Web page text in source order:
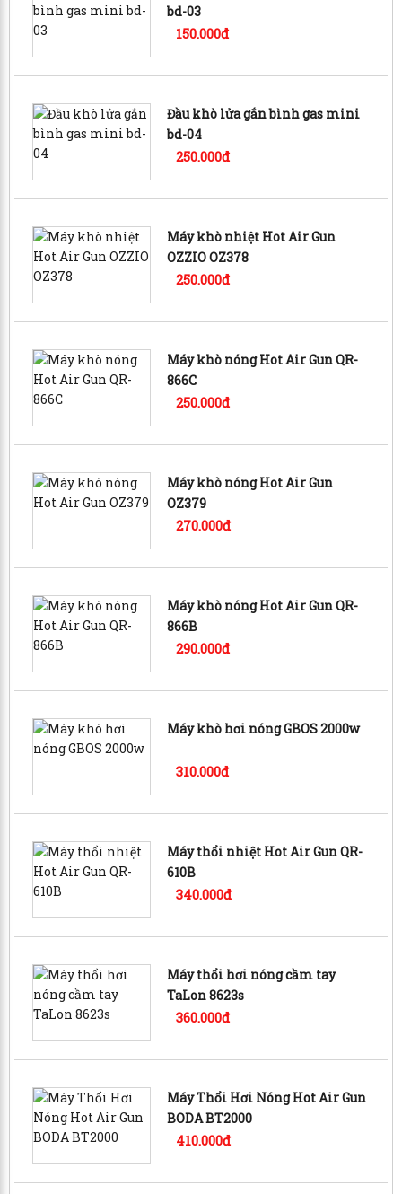
bd-03
150.000đ
Đầu khò lửa gắn bình gas mini
bd-04
250.000đ
Máy khò nhiệt Hot Air Gun
OZZIO OZ378
250.000đ
Máy khò nóng Hot Air Gun QR-
866C
250.000đ
Máy khò nóng Hot Air Gun
OZ379
270.000đ
Máy khò nóng Hot Air Gun QR-
866B
290.000đ
Máy khò hơi nóng GBOS 2000w
310.000đ
Máy thổi nhiệt Hot Air Gun QR-
610B
340.000đ
Máy thổi hơi nóng cầm tay
TaLon 8623s
360.000đ
Máy Thổi Hơi Nóng Hot Air Gun
BODA BT2000
410.000đ